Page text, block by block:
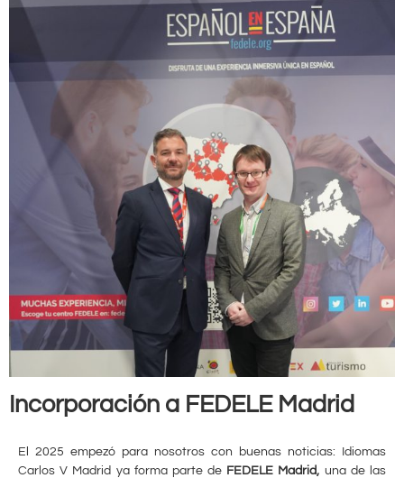
Incorporación a FEDELE Madrid
El 2025 empezó para nosotros con buenas noticias: Idiomas
Carlos V Madrid ya forma parte de FEDELE Madrid, una de las